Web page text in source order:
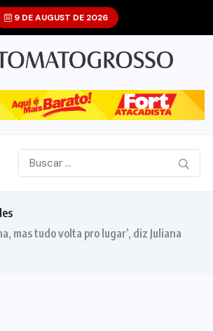
9 DE AUGUST DE 2026
mas tudo volta pro lugar’, diz Juliana